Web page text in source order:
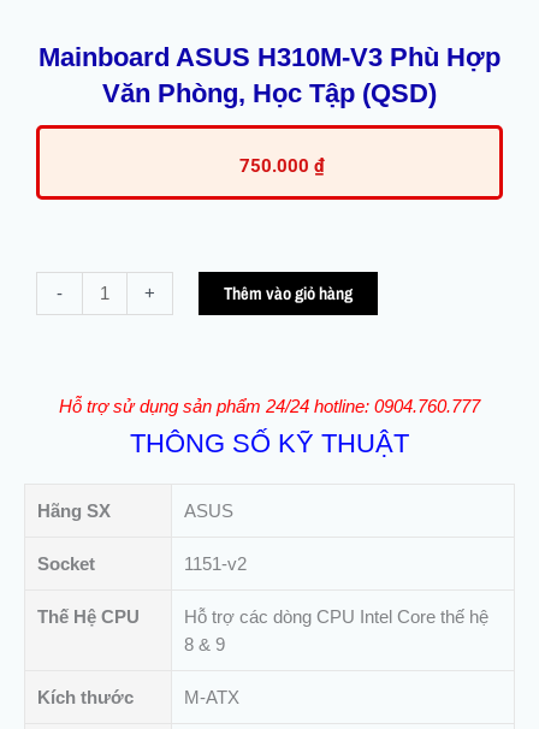
Mainboard ASUS H310M-V3 Phù Hợp
Văn Phòng, Học Tập (QSD)
750.000 ₫
-
Mainboard
ASUS
Phù
Học
(QSD)
lượng
+ Thêm vào giỏ hàng
Hỗ trợ sử dụng sản phẩm 24/24 hotline: 0904.760.777
THÔNG SỐ KỸ THUẬT
Hãng SX ASUS
Socket 1151-v2
Thế Hệ CPU
Hỗ trợ các dòng CPU Intel Core thế hệ
8 & 9
Kích thước M-ATX